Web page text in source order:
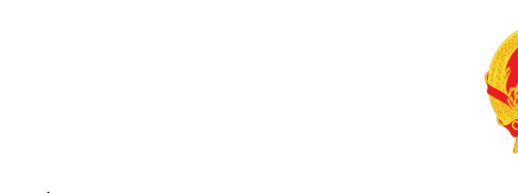
Phát triển kinh tế nhà nước trong kỷ nguyên mới